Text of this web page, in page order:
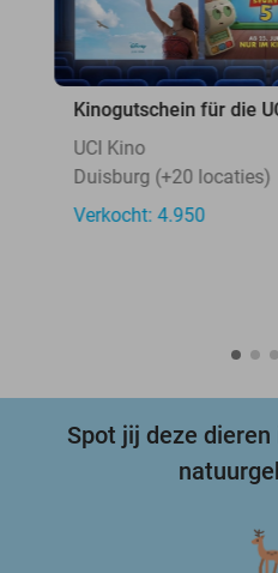
Kinogutschein für die
UCI Kino
Duisburg (+20 locaties)
Verkocht: 4.950
Spot jij deze